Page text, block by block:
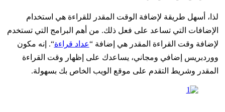
لذا، أسهل طريقة لإضافة الوقت المقدر للقراءة هي استخدام
الإضافات التي تساعد على فعل ذلك. من أهم البرامج التي تستخدم
لإضافة وقت القراءة المقدر هي إضافة “عداد قراءة“. إنه مكون
ووردبريس إضافي ومجاني، يساعدك على إظهار وقت القراءة
المقدر وشريط التقدم على موقع الويب الخاص بك بسهولة.